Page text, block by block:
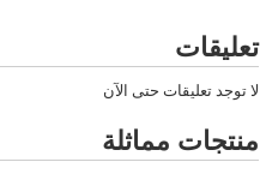
تعليقات
لا توجد تعليقات حتى الآن
منتجات مماثلة